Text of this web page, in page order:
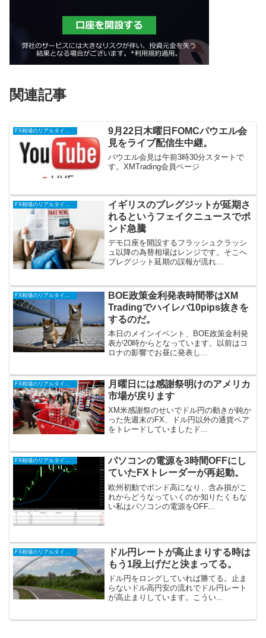
関連記事
9月22日木曜日FOMCパウエル会
見をライブ配信生中継。
パウエル会見は午前3時30分スタートで
す。XMTrading会員ページ
イギリスのブレグジットが延期さ
れるというフェイクニュースでポ
ンド急騰
デモ口座を開設するフラッシュクラッシ
ュ以降の為替相場はレンジです。そこへ
ブレグジット延期の誤報が流れ...
BOE政策金利発表時間帯はXM
Tradingでハイレバ10pips抜きを
するのだ。
本日のメインイベント、BOE政策金利発
表が20時からとなっています。以前はコ
ロナの影響でお昼に発表し...
月曜日には感謝祭明けのアメリカ
市場が戻ります
XM米感謝祭のせいでドル円の動きが鈍か
った先週末のFX、ドル円以外の通貨ペア
をトレードしていましたド...
FX相場のリアルタイム情報
パソコンの電源を3時間OFFにし
ていたFXトレーダーが再起動。
欧州初動でポンド高になり、含み損がこ
れからどうなっていくのか知りたくもな
い私はパソコンの電源をOFF...
ドル円レートが高止まりする時は
もう1段上げだと決まってる。
ドル円をロングしていれば勝てる。止ま
らないドル高円安の流れでドル円レート
が高止まりしています。こうい...